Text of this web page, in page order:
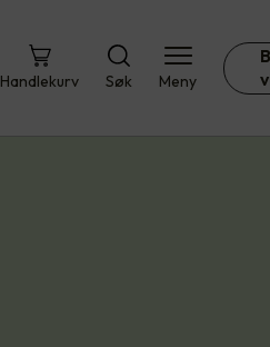
Handlekurv Søk Meny